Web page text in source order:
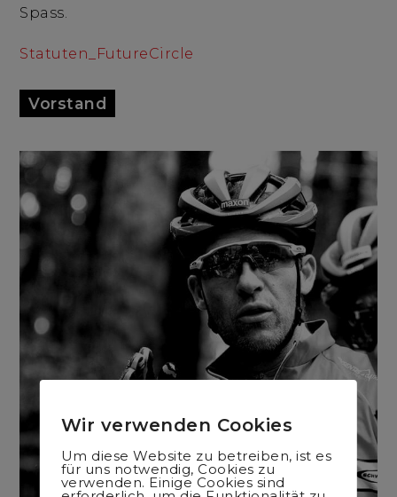
Spass.
Statuten_FutureCircle
Vorstand
Wir verwenden Cookies
Um diese Website zu betreiben, ist es
für uns notwendig, Cookies zu
verwenden. Einige Cookies sind